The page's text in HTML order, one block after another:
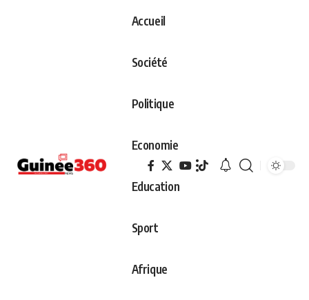
Accueil
Société
Politique
Economie
Education
Sport
Afrique